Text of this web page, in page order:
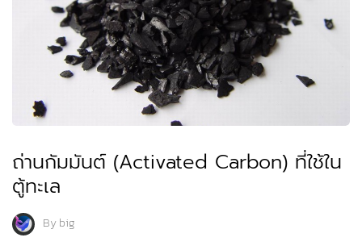
ถ่านกัมมันต์ (Activated Carbon) ที่ใช้ใน
ตู้ทะเล
Bybig